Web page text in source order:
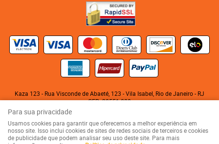
Kaza 123 - Rua Visconde de Abaeté, 123 -Vila Isabel, Rio de Janeiro- RJ
CEP: 20551-080
KITABU LIVRARIA NEGRA E EDITORA LTDA
LOJA VIRTUAL CRIADA POR
Para sua privacidade
Usamos cookies para garantir que oferecemos a melhor experiência em
nosso site. Isso inclui cookies de sites de redes sociais de terceiros e cookies
de publicidade que podem analisar seu uso deste site. Para mais